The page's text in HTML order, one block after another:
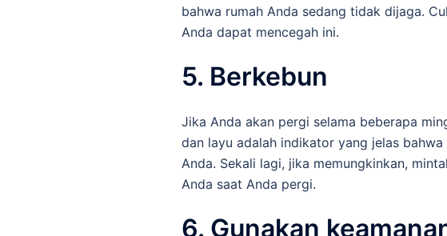
bahwa rumah Anda sedang tidak dijaga.
Anda dapat mencegah ini.
5. Berkebun
Jika Anda akan pergi selama beberapa
dan layu adalah indikator yang jelas
Anda. Sekali lagi, jika memungkinkan,
Anda saat Anda pergi.
6. Gunakan